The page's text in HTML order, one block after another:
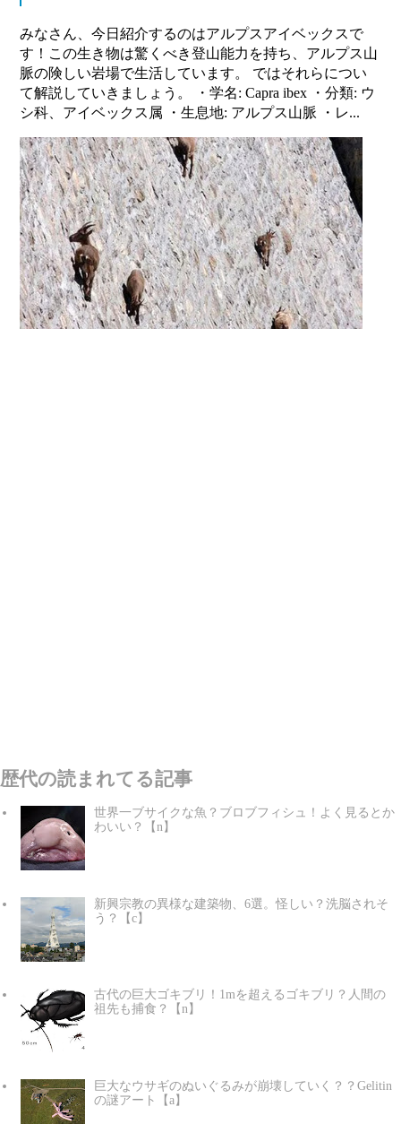
みなさん、今日紹介するのはアルプスアイベックスで
す！この生き物は驚くべき登山能力を持ち、アルプス山
脈の険しい岩場で生活しています。 ではそれらについ
て解説していきましょう。 ・学名: Capra ibex ・分類: ウ
シ科、アイベックス属 ・生息地: アルプス山脈 ・レ...
歴代の読まれてる記事
世界一ブサイクな魚？ブロブフィシュ！よく見るとか
わいい？【n】
新興宗教の異様な建築物、6選。怪しい？洗脳されそ
う？【c】
古代の巨大ゴキブリ！1mを超えるゴキブリ？人間の
祖先も捕食？【n】
巨大なウサギのぬいぐるみが崩壊していく？？Gelitin
の謎アート【a】